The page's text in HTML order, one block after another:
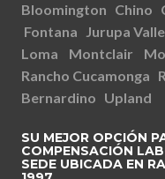
Bloomington Chino
Fontana Jurupa
Loma
Montclair
Rancho Cucamonga
Bernardino Upland
SU MEJOR OPCIÓN
COMPENSACIÓN
SEDE UBICADA EN